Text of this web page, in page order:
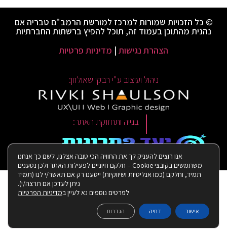
© כל הזכויות שמורות למרכז למורשת הרמב"ם טבריה אם
נהנית מהתוכן בעמוד זה, תוכל להפיץ ברשתות החברתיות
הצהרת נגישות | מדיניות פרטיות
ניהול ועיצוב ע"י רבקי שאולזון:
| בנייה ותחזוקת האתר:
אנו רוצים להעניק לך את החוויה הכי טובה אצלנו, לשם כך אנחנו
משתמשים בקובצי Cookie – חלקם חיוניים לפעילות האתר ולכן נטענים
תמיד, וחלקם (כמו אנליטיות ושיווקיות) ייטענו רק אם תאשר/י לנו (תמיד
ניתן לעדכן אם תרצה/י).
לפרטים נוספים נא לעיין במדיניות הפרטיות
אישור דחיה הגדרות